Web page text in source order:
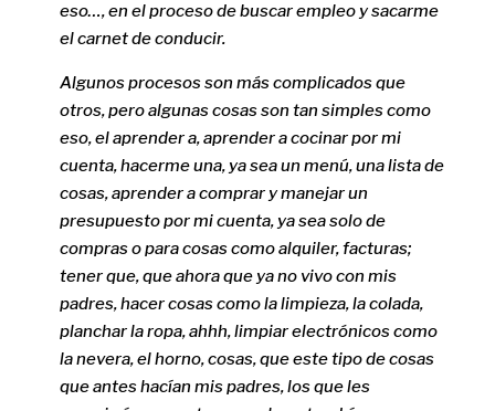
eso…, en el proceso de buscar empleo y sacarme
el carnet de conducir.
Algunos procesos son más complicados que
otros, pero algunas cosas son tan simples como
eso, el aprender a, aprender a cocinar por mi
cuenta, hacerme una, ya sea un menú, una lista de
cosas, aprender a comprar y manejar un
presupuesto por mi cuenta, ya sea solo de
compras o para cosas como alquiler, facturas;
tener que, que ahora que ya no vivo con mis
padres, hacer cosas como la limpieza, la colada,
planchar la ropa, ahhh, limpiar electrónicos como
la nevera, el horno, cosas, que este tipo de cosas
que antes hacían mis padres, los que les